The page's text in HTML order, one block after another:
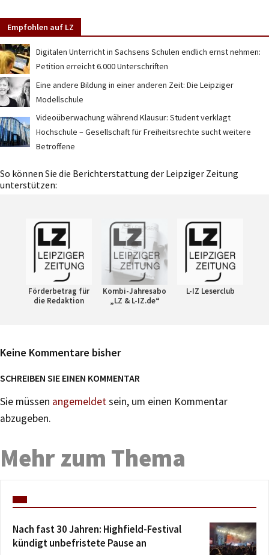
Empfohlen auf LZ
Digitalen Unterricht in Sachsens Schulen endlich ernst nehmen:
Petition erreicht 6.000 Unterschriften
Eine andere Bildung in einer anderen Zeit: Die Leipziger
Modellschule
Videoüberwachung während Klausur: Student verklagt
Hochschule – Gesellschaft für Freiheitsrechte sucht weitere
Betroffene
So können Sie die Berichterstattung der Leipziger Zeitung
unterstützen:
Förderbetrag für
die Redaktion
Kombi-Jahresabo
„LZ & L-IZ.de“
L-IZ Leserclub
Keine Kommentare bisher
SCHREIBEN SIE EINEN KOMMENTAR
Sie müssen angemeldetsein, um einen Kommentar
abzugeben.
Mehr zum Thema
Nach fast 30 Jahren: Highfield-Festival
kündigt unbefristete Pause an